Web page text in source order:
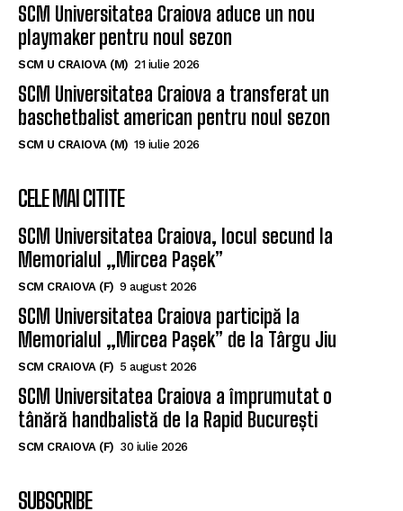
SCM Universitatea Craiova aduce un nou
playmaker pentru noul sezon
SCM U CRAIOVA (M) 21 iulie 2026
SCM Universitatea Craiova a transferat un
baschetbalist american pentru noul sezon
SCM U CRAIOVA (M) 19 iulie 2026
CELE MAI CITITE
SCM Universitatea Craiova, locul secund la
Memorialul „Mircea Pașek”
SCM CRAIOVA (F) 9 august 2026
SCM Universitatea Craiova participă la
Memorialul „Mircea Pașek” de la Târgu Jiu
SCM CRAIOVA (F) 5 august 2026
SCM Universitatea Craiova a împrumutat o
tânără handbalistă de la Rapid București
SCM CRAIOVA (F) 30 iulie 2026
SUBSCRIBE